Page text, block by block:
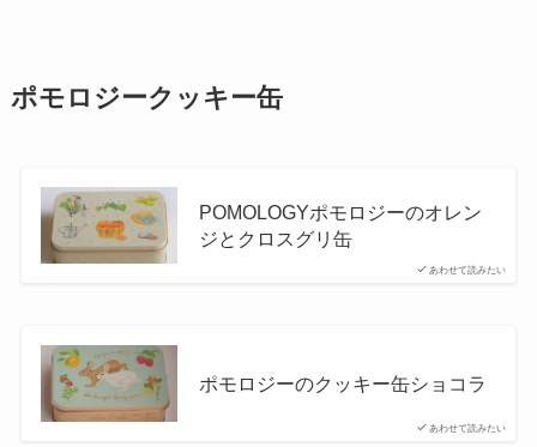
ポモロジークッキー缶
あわせて読みたい
POMOLOGYポモロジーのオレン
ジとクロスグリ缶
あわせて読みたい
ポモロジーのクッキー缶ショコラ